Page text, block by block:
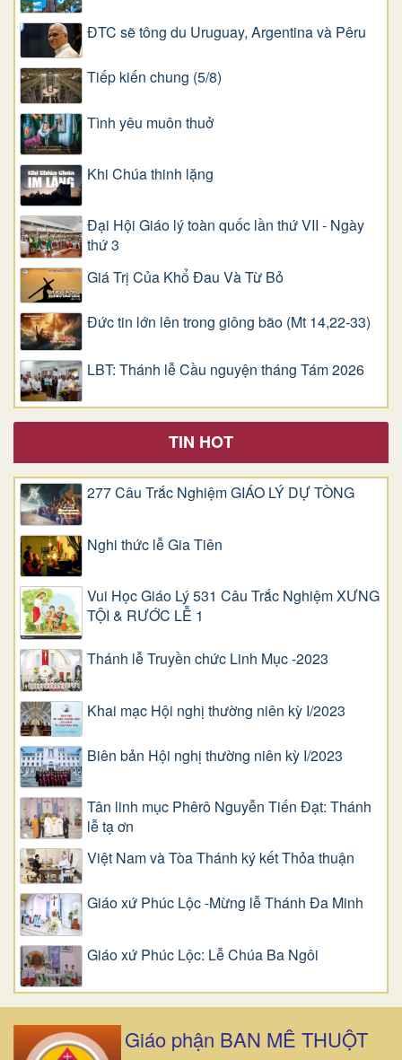
ĐTC sẽ tông du Uruguay, Argentina và Pêru
Tiếp kiến chung (5/8)
Tình yêu muôn thuở
Khi Chúa thinh lặng
Đại Hội Giáo lý toàn quốc lần thứ VII - Ngày
thứ 3
Giá Trị Của Khổ Ðau Và Từ Bỏ
Đức tin lớn lên trong giông bão (Mt 14,22-33)
LBT: Thánh lễ Cầu nguyện tháng Tám 2026
TIN HOT
277 Câu Trắc Nghiệm GIÁO LÝ DỰ TÒNG
Nghi thức lễ Gia Tiên
Vui Học Giáo Lý 531 Câu Trắc Nghiệm XƯNG
TỘI & RƯỚC LỄ 1
Thánh lễ Truyền chức Linh Mục -2023
Khai mạc Hội nghị thường niên kỳ I/2023
Biên bản Hội nghị thường niên kỳ I/2023
Tân linh mục Phêrô Nguyễn Tiến Đạt: Thánh
lễ tạ ơn
Việt Nam và Tòa Thánh ký kết Thỏa thuận
Giáo xứ Phúc Lộc -Mừng lễ Thánh Đa Minh
Giáo xứ Phúc Lộc: Lễ Chúa Ba Ngôi
Giáo phận BAN MÊ THUỘT